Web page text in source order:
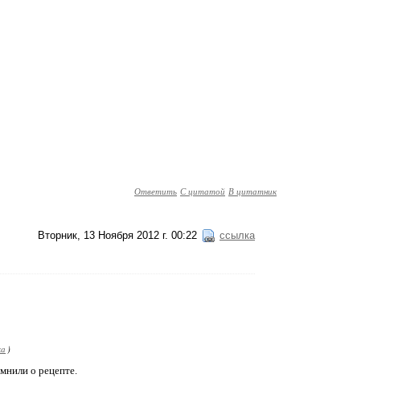
Ответить С цитатой В цитатник
Вторник, 13 Ноября 2012 г. 00:22 ссылка
)
о рецепте.